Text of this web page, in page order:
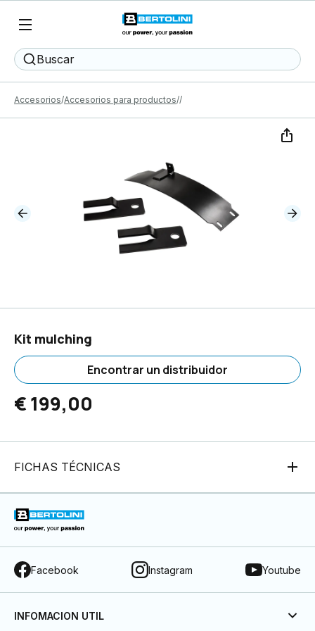
Buscar
Accesorios Accesorios para productos
Kit mulching
Encontrar un distribuidor
€ 199,00
FICHAS TÉCNICAS
Facebook Instagram Youtube
INFOMACION UTIL